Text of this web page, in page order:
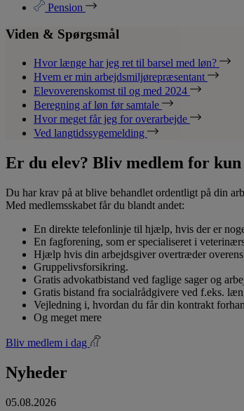
Pension
Viden & Spørgsmål
Hvor længe har jeg ret til barsel med løn?
Hvem er min arbejdsmiljørepræsentant
Elevoverenskomst til og med 2024
Beregning af løn før samtale
Hvor meget får jeg for overarbejde
Ved langtidssygemelding
Er du elev? Bliv medlem for kun
Du har krav på at blive behandlet ordentligt på din
Med medlemsskabet får du blandt andet:
En direkte telefonlinje til hjælp, hvis der er
En fagforening, som er specialiseret i
Hjælp hvis din arbejdsgiver overtræder
Gruppelivsforsikring.
Gratis advokatbistand ved faglige sager og
Gratis bistand fra socialrådgivere ved f.eks.
Vejledning i, hvordan du får din kontrakt
Og meget mere
Bliv medlem i dag
Nyheder
05.08.2026